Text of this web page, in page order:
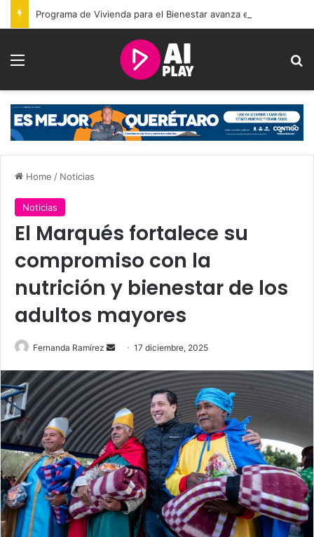
Menu
Home / Noticias
Noticias
El Marqués fortalece su
compromiso con la
nutrición y bienestar de los
adultos mayores
Fernanda Ramírez
Send
email
17 diciembre, 2025